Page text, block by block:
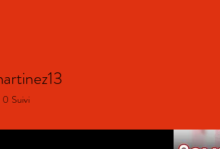
0 Suivi